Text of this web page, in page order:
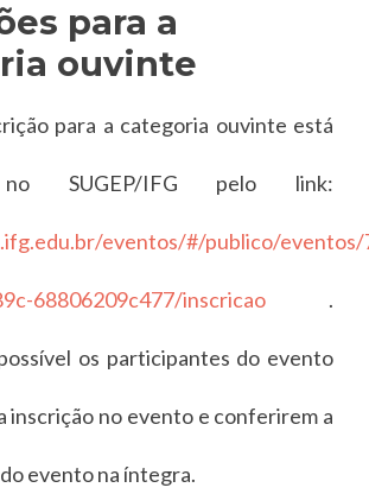
para a
ouvinte
para a categoria ouvinte está
no SUGEP/IFG pelo link:
eventos/#/publico/
68806209c477/inscricao .
os participantes do evento
inscrição no evento e conferirem a
evento na íntegra.